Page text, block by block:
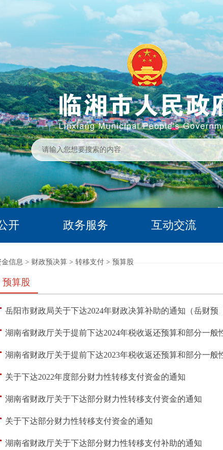
开 政务服务 互动交流
金信息 > 财政预决算> 转移支付> 预算股
预算股
岳阳市财政局关于下达2024年财政决算补助的通知（岳财预
湖南省财政厅关于提前下达2024年税收返还预算和部分一般
湖南省财政厅关于提前下达2023年税收返还预算和部分一般
关于下达2022年度部分财力性转移支付资金的通知
湖南省财政厅关于下达部分财力性转移支付资金的通知
关于下达部分财力性转移支付资金的通知
湖南省财政厅关于下达部分财力性转移支付补助的通知